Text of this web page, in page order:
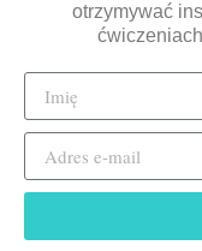
otrzymywać